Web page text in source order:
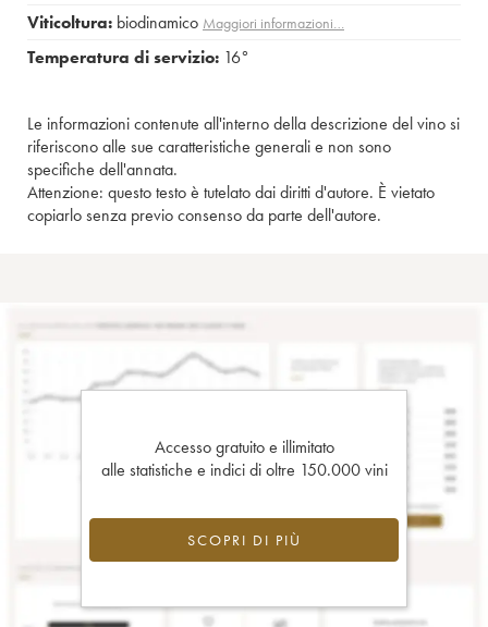
Viticoltura: biodinamico Maggiori informazioni…
Temperatura di servizio: 16°
Le informazioni contenute all'interno della descrizione del vino si
riferiscono alle sue caratteristiche generali e non sono
specifiche dell'annata.
Attenzione: questo testo è tutelato dai diritti d'autore. È vietato
copiarlo senza previo consenso da parte dell'autore.
Accesso gratuito e illimitato
alle statistiche e indici di oltre 150.000 vini
SCOPRI DI PIÙ